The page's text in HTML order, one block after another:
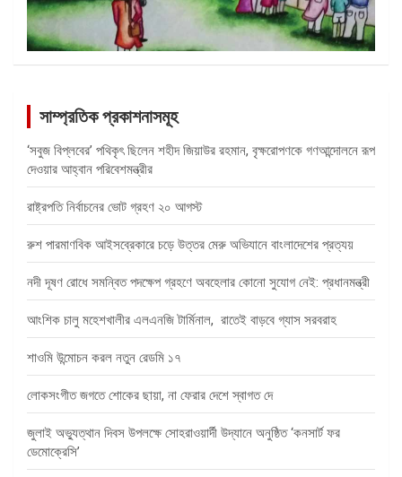
সাম্প্রতিক প্রকাশনাসমূহ
‘সবুজ বিপ্লবের’ পথিকৃৎ ছিলেন শহীদ জিয়াউর রহমান, বৃক্ষরোপণকে গণআন্দোলনে রূপ
দেওয়ার আহ্বান পরিবেশমন্ত্রীর
রাষ্ট্রপতি নির্বাচনের ভোট গ্রহণ ২০ আগস্ট
রুশ পারমাণবিক আইসব্রেকারে চড়ে উত্তর মেরু অভিযানে বাংলাদেশের প্রত্যয়
নদী দূষণ রোধে সমন্বিত পদক্ষেপ গ্রহণে অবহেলার কোনো সুযোগ নেই: প্রধানমন্ত্রী
আংশিক চালু মহেশখালীর এলএনজি টার্মিনাল, রাতেই বাড়বে গ্যাস সরবরাহ
শাওমি উন্মোচন করল নতুন রেডমি ১৭
লোকসংগীত জগতে শোকের ছায়া, না ফেরার দেশে স্বাগত দে
জুলাই অভ্যুত্থান দিবস উপলক্ষে সোহরাওয়ার্দী উদ্যানে অনুষ্ঠিত ‘কনসার্ট ফর
ডেমোক্রেসি’